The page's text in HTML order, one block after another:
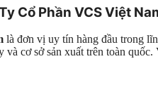
Cổ Phần VCS Việt
là đơn vị uy tín hàng đầu trong
và cơ sở sản xuất trên toàn